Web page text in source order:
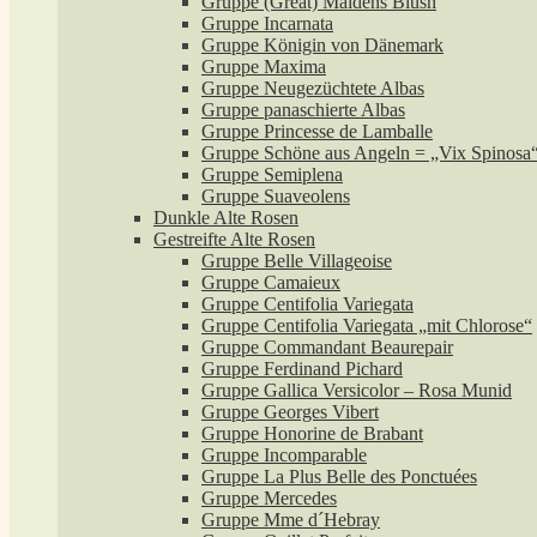
Gruppe Incarnata
Gruppe Königin von Dänemark
Gruppe Maxima
Gruppe Neugezüchtete Albas
Gruppe panaschierte Albas
Gruppe Princesse de Lamballe
Gruppe Schöne aus Angeln = „Vix
Gruppe Semiplena
Gruppe Suaveolens
Dunkle Alte Rosen
Gestreifte Alte Rosen
Gruppe Belle Villageoise
Gruppe Camaieux
Gruppe Centifolia Variegata
Gruppe Centifolia Variegata „mit Chlorose“
Gruppe Commandant Beaurepair
Gruppe Ferdinand Pichard
Gruppe Gallica Versicolor – Rosa Munid
Gruppe Georges Vibert
Gruppe Honorine de Brabant
Gruppe Incomparable
Gruppe La Plus Belle des Ponctuées
Gruppe Mercedes
Gruppe Mme d´Hebray